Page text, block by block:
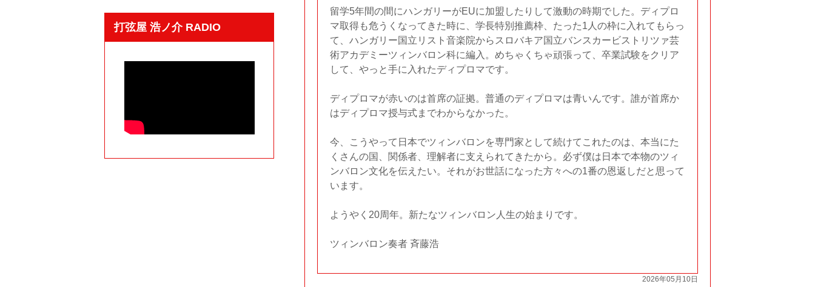
留学5年間の間にハンガリーがEUに加盟したりして激動の時期でした。ディプロ
マ取得も危うくなってきた時に、学長特別推薦枠、たった1人の枠に入れてもらっ
て、ハンガリー国立リスト音楽院からスロバキア国立バンスカービストリツァ芸
術アカデミーツィンバロン科に編入。めちゃくちゃ頑張って、卒業試験をクリア
して、やっと手に入れたディプロマです。
ディプロマが赤いのは首席の証拠。普通のディプロマは青いんです。誰が首席か
はディプロマ授与式までわからなかった。
今、こうやって日本でツィンバロンを専門家として続けてこれたのは、本当にた
くさんの国、関係者、理解者に支えられてきたから。必ず僕は日本で本物のツィ
ンバロン文化を伝えたい。それがお世話になった方々への1番の恩返しだと思って
います。
ようやく20周年。新たなツィンバロン人生の始まりです。
ツィンバロン奏者 斉藤浩
2026年05月10日
打弦屋 浩ノ介 RADIO